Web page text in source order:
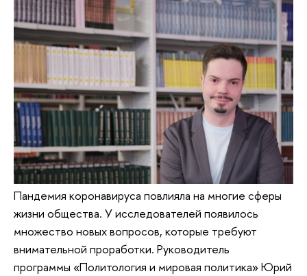
Пандемия коронавируса повлияла на многие сферы
жизни общества. У исследователей появилось
множество новых вопросов, которые требуют
внимательной проработки. Руководитель
программы «Политология и мировая политика» Юрий